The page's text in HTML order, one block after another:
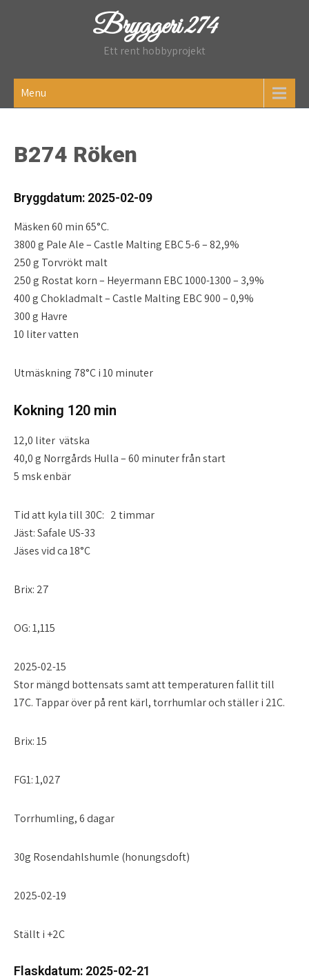
Bryggeri 274
Ett rent hobbyprojekt
Menu
B274 Röken
Bryggdatum: 2025-02-09
Mäsken 60 min 65°C.
3800 g Pale Ale – Castle Malting EBC 5-6 – 82,9%
250 g Torvrökt malt
250 g Rostat korn – Heyermann EBC 1000-1300 – 3,9%
400 g Chokladmalt – Castle Malting EBC 900 – 0,9%
300 g Havre
10 liter vatten
Utmäskning 78°C i 10 minuter
Kokning 120 min
12,0 liter vätska
40,0 g Norrgårds Hulla – 60 minuter från start
5 msk enbär
Tid att kyla till 30C: 2 timmar
Jäst: Safale US-33
Jäses vid ca 18°C
Brix: 27
OG: 1,115
2025-02-15
Stor mängd bottensats samt att temperaturen fallit till
17C. Tappar över på rent kärl, torrhumlar och ställer i 21C.
Brix: 15
FG1: 1,027
Torrhumling, 6 dagar
30g Rosendahlshumle (honungsdoft)
2025-02-19
Ställt i +2C
Flaskdatum: 2025-02-21